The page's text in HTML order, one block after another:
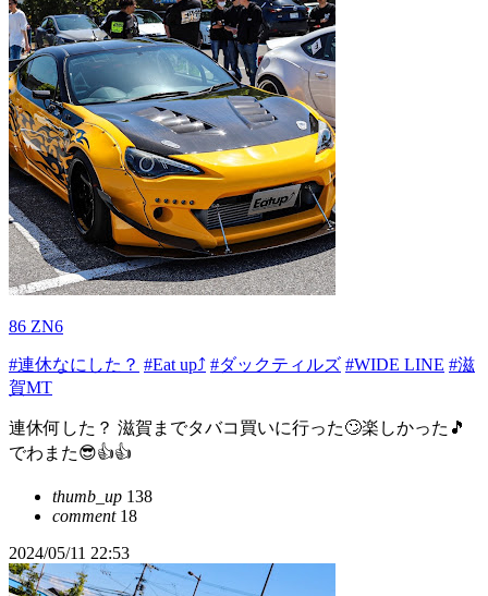
86 ZN6
#連休なにした？ #Eat up⤴ #ダックティルズ #WIDE LINE #滋
賀MT
連休何した？ 滋賀までタバコ買いに行った🙄楽しかった🎵
でわまた😎👍👍
thumb_up 138
comment18
2024/05/11 22:53